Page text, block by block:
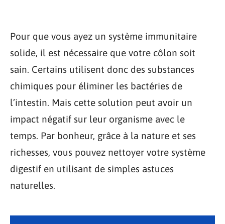
Pour que vous ayez un système immunitaire
solide, il est nécessaire que votre côlon soit
sain. Certains utilisent donc des substances
chimiques pour éliminer les bactéries de
l’intestin. Mais cette solution peut avoir un
impact négatif sur leur organisme avec le
temps. Par bonheur, grâce à la nature et ses
richesses, vous pouvez nettoyer votre système
digestif en utilisant de simples astuces
naturelles.